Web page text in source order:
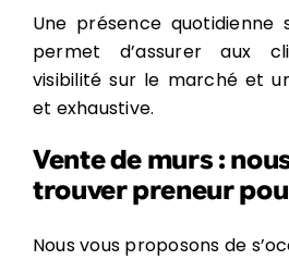
Une présence
permet d’assurer aux
visibilité sur le marché et
et exhaustive.
Vente de murs :
trouver preneur
Nous vous proposons de